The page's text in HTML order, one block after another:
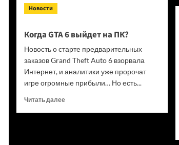
Новости
Когда GTA 6 выйдет на ПК?
Новость о старте предварительных
заказов Grand Theft Auto 6 взорвала
Интернет, и аналитики уже пророчат
игре огромные прибыли… Но есть...
Читать далееПрочитать